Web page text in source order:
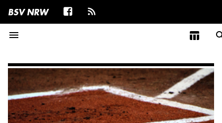
BSV NRW
menu
table_chart